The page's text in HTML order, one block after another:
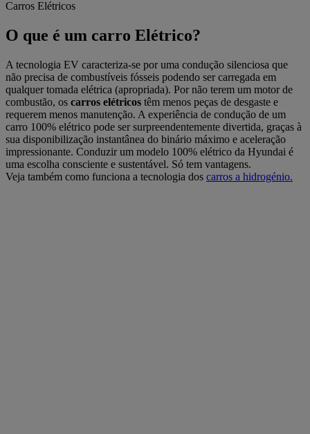
Carros Elétricos
O que é um carro Elétrico?
A tecnologia EV caracteriza-se por uma condução silenciosa que
não precisa de combustíveis fósseis podendo ser carregada em
qualquer tomada elétrica (apropriada). Por não terem um motor de
combustão, os carros elétricos têm menos peças de desgaste e
requerem menos manutenção. A experiência de condução de um
carro 100% elétrico pode ser surpreendentemente divertida, graças à
sua disponibilização instantânea do binário máximo e aceleração
impressionante. Conduzir um modelo 100% elétrico da Hyundai é
uma escolha consciente e sustentável. Só tem vantagens.
Veja também como funciona a tecnologia dos carros a hidrogénio.